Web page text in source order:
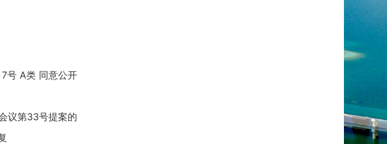
号 A类 同意公开
议第33号提案的